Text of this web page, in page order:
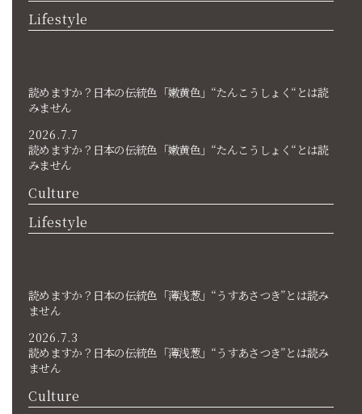
Lifestyle
読めますか？日本の伝統色「嫩黄色」“たんこうしょく“とは読
みません
2026.7.7
読めますか？日本の伝統色「嫩黄色」“たんこうしょく“とは読
みません
Culture
Lifestyle
読めますか？日本の伝統色「薄浅葱」“うすあさつき”とは読み
ません
2026.7.3
読めますか？日本の伝統色「薄浅葱」“うすあさつき”とは読み
ません
Culture